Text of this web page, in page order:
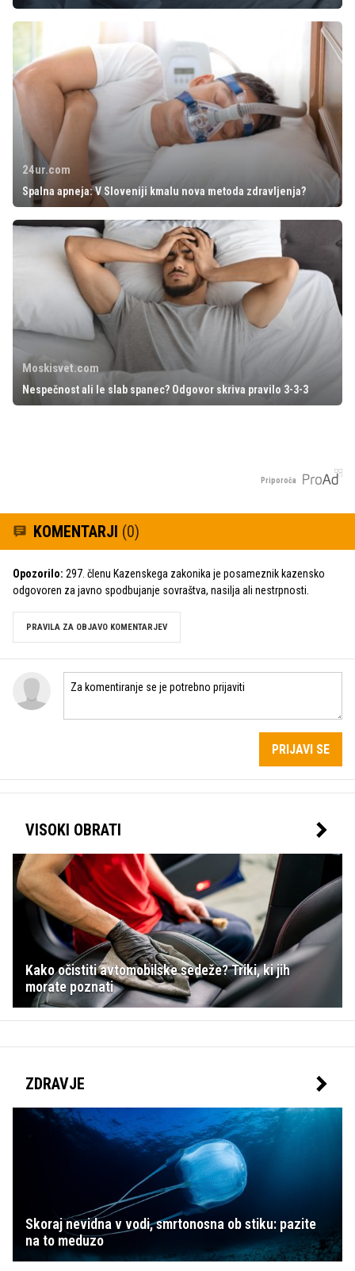
24ur.com
Spalna apneja: V Sloveniji kmalu nova metoda zdravljenja?
Moskisvet.com
Nespečnost ali le slab spanec? Odgovor skriva pravilo 3-3-3
Priporoča
KOMENTARJI (0)
Opozorilo: 297. členu Kazenskega zakonika je posameznik kazensko
odgovoren za javno spodbujanje sovraštva, nasilja ali nestrpnosti.
PRAVILA ZA OBJAVO KOMENTARJEV
PRIJAVI SE
VISOKI OBRATI
Kako očistiti avtomobilske sedeže? Triki, ki jih
morate poznati
ZDRAVJE
Skoraj nevidna v vodi, smrtonosna ob stiku: pazite
na to meduzo